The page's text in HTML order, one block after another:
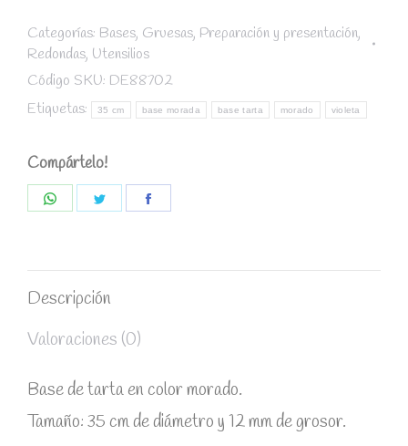
diámetro
35
cm
/
12
mm
quantity
Categorías: Bases, Gruesas, Preparación y presentación,
Redondas, Utensilios
Código SKU: DE88702
Etiquetas:
35 cm base morada base tarta morado violeta
Compártelo!
Descripción
Valoraciones (0)
Base de tarta en color morado.
Tamaño: 35 cm de diámetro y 12 mm de grosor.